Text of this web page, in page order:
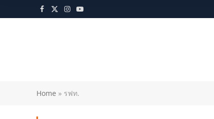
Facebook
X
Instagram
YouTube
Home » รฟท.